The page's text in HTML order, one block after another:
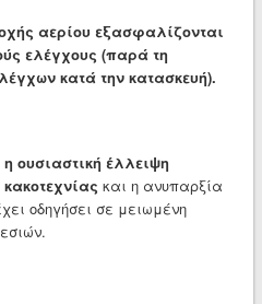
αερίου εξασφαλίζονται
ελέγχους (παρά τη
κατά την κατασκευή).
η ουσιαστική έλλειψη
και η ανυπαρξία
οδηγήσει σε μειωμένη